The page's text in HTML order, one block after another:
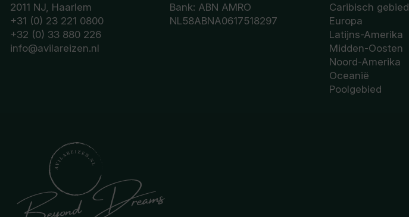
2011 NJ, Haarlem
+31 (0) 23 221 0800
+32 (0) 33 880 226
info@avilareizen.nl
Bank: ABN AMRO
NL58ABNA0617518297
Caribisch gebied
Europa
Latijns-Amerika
Midden-Oosten
Noord-Amerika
Oceanië
Poolgebied